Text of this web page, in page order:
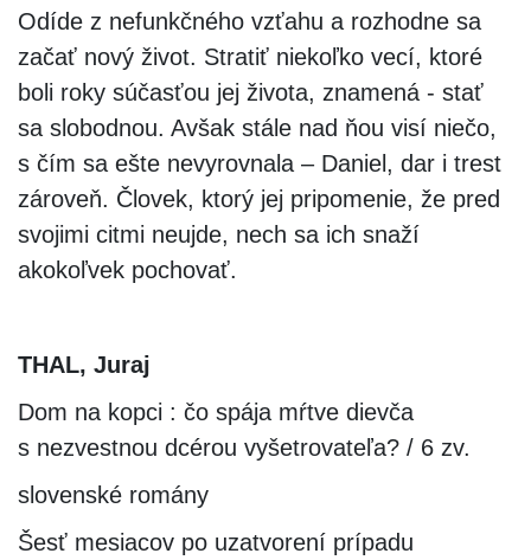
Odíde z nefunkčného vzťahu a rozhodne sa
začať nový život. Stratiť niekoľko vecí, ktoré
boli roky súčasťou jej života, znamená - stať
sa slobodnou. Avšak stále nad ňou visí niečo,
s čím sa ešte nevyrovnala – Daniel, dar i trest
zároveň. Človek, ktorý jej pripomenie, že pred
svojimi citmi neujde, nech sa ich snaží
akokoľvek pochovať.
THAL, Juraj
Dom na kopci : čo spája mŕtve dievča
s nezvestnou dcérou vyšetrovateľa? / 6 zv.
slovenské romány
Šesť mesiacov po uzatvorení prípadu